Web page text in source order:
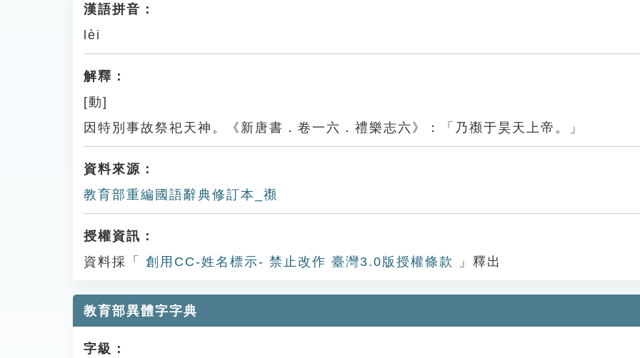
漢語拼音：
lèi
解釋：
[動]
因特別事故祭祀天神。《新唐書．卷一六．禮樂志六》：「乃禷于昊天上帝。」
資料來源：
教育部重編國語辭典修訂本_禷
授權資訊：
資料採「
創用CC-姓名標示- 禁止改作 臺灣3.0版授權條款 」釋出
教育部異體字字典
字級：